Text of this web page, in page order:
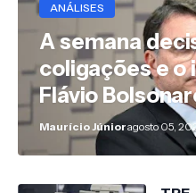
ANÁLISES
A semana
coligações e o
Flávio
Maurício Júnioragosto 05,